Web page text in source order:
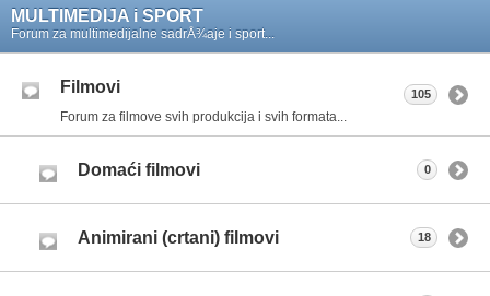
MULTIMEDIJA i SPORT
Forum za multimedijalne sadrÅ¾aje i sport...
Filmovi
Forum za filmove svih produkcija i svih formata...
105
Domaći filmovi 0
Animirani (crtani) filmovi 18